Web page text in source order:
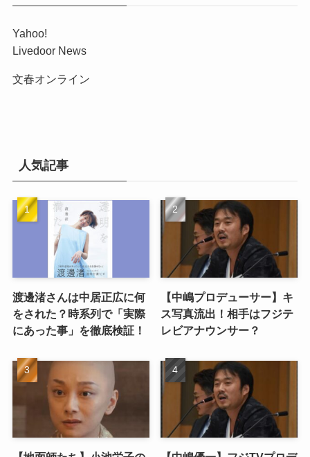
Yahoo!
Livedoor News
文春オンライン
人気記事
渡邊渚さんは中居正広に何
をされた？時系列で「実際
にあった事」を徹底検証！
【中嶋プロデューサー】キ
ス写真流出！相手はフジテ
レビアナウンサー？